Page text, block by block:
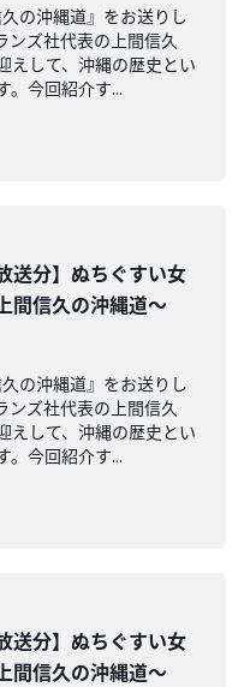
の沖縄道』をお送りし
ンズ社代表の上間信久
えして、沖縄の歴史とい
。今回紹介す...
送分】ぬちぐすい女
信久の沖縄道～
の沖縄道』をお送りし
ンズ社代表の上間信久
えして、沖縄の歴史とい
。今回紹介す...
送分】ぬちぐすい女
信久の沖縄道～